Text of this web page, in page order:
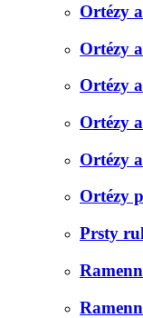
Ortézy
Ortézy
Ortézy
Ortézy
Ortézy
Ortézy
Prsty